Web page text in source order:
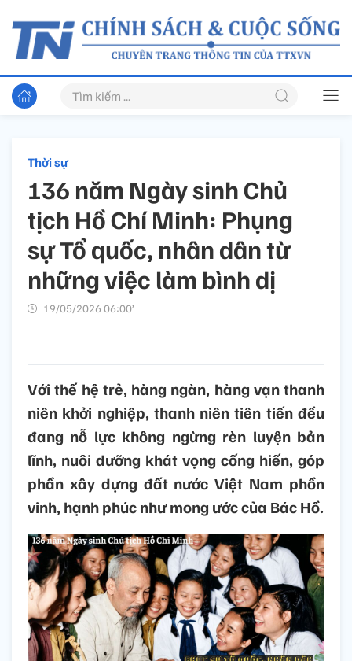
Thời sự
136 năm Ngày sinh Chủ
tịch Hồ Chí Minh: Phụng
sự Tổ quốc, nhân dân từ
những việc làm bình dị
19/05/2026 06:00’
Với thế hệ trẻ, hàng ngàn, hàng vạn thanh
niên khởi nghiệp, thanh niên tiên tiến đều
đang nỗ lực không ngừng rèn luyện bản
lĩnh, nuôi dưỡng khát vọng cống hiến, góp
phần xây dựng đất nước Việt Nam phồn
vinh, hạnh phúc như mong ước của Bác Hồ.